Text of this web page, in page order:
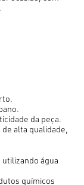
da peça.
alta qualidade,
utilizando água
químicos